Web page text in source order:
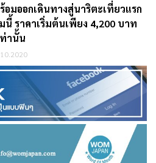
อมออกเดินทางสู่นาริตะเที่ยวแรก
นี้ ราคาเริ่มต้นเพียง 4,200 บาท
านั้น